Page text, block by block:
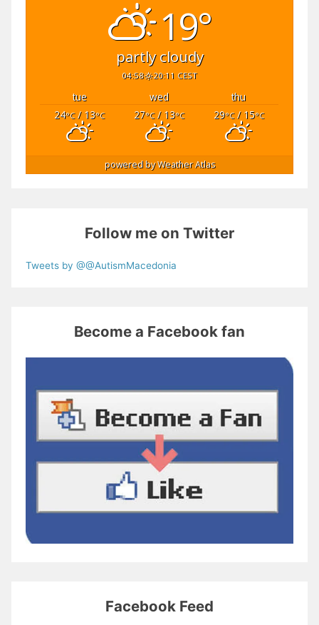
19°
partly cloudy
04:58 20:11 CEST
tue wed
thu
24°C/ 13°C 27°C/ 13°C 29°C/ 15°C
powered byWeather Atlas
Follow me on Twitter
Tweets by @@AutismMacedonia
Become a Facebook fan
Facebook Feed